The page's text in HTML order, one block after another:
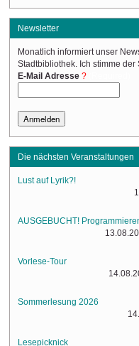
Newsletter
Monatlich informiert unser
Stadtbibliothek. Ich stimme der
E-Mail Adresse
Die nächsten Veranstaltungen
Lust auf Lyrik?!
AUSGEBUCHT!
Vorlese-Tour
Sommerlesung 2026
Lesepicknick